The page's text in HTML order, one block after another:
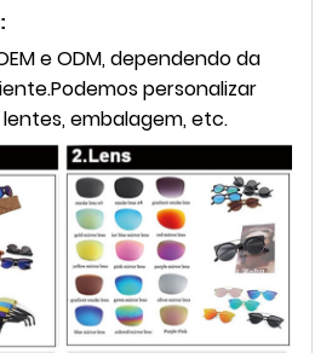
e ODM, dependendo da
Podemos personalizar
embalagem, etc.